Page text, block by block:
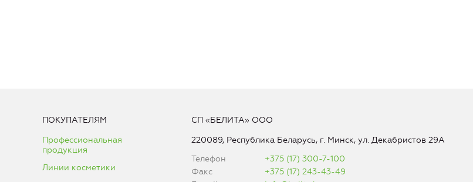
ПОКУПАТЕЛЯМ
Профессиональная
продукция
Линии косметики
СП «БЕЛИТА» ООО
220089, Республика Беларусь, г. Минск, ул. Декабристов 29А
Телефон
+375 (17) 300-7-100
Факс
+375 (17) 243-43-49